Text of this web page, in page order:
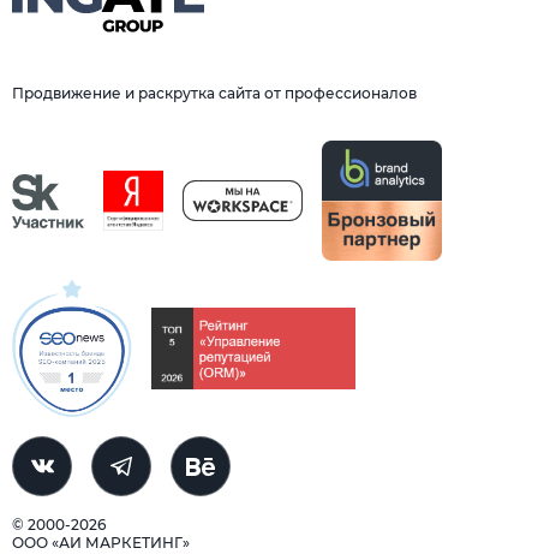
Продвижение и раскрутка сайта от профессионалов
© 2000-2026
ООО «АИ МАРКЕТИНГ»